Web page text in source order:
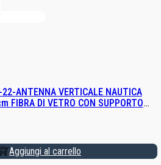
ANTENNA VERTICALE NAUTICA
FIBRA DI VETRO CON SUPPORTO
Aggiungi al carrello